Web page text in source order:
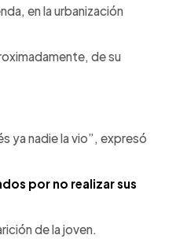
en la urbanización
de su
ya nadie la vio”, expresó
por no realizar sus
de la joven.